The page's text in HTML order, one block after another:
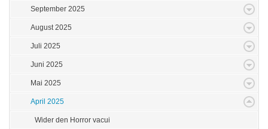
September 2025
August 2025
Juli 2025
Juni 2025
Mai 2025
April 2025
Wider den Horror vacui